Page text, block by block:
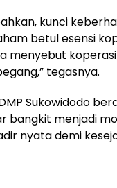
kunci
betul esensi
menyebut
tegasnya.
Sukowidodo
bangkit menjadi
nyata demi